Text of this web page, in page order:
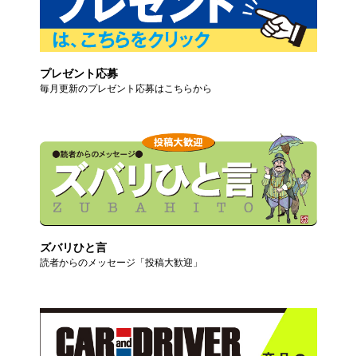
プレゼント応募
毎月更新のプレゼント応募はこちらから
ズバリひと言
読者からのメッセージ「投稿大歓迎」